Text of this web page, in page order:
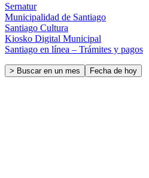
Sernatur
Municipalidad de Santiago
Santiago Cultura
Kiosko Digital Municipal
Santiago en línea – Trámites y pagos
> Buscar en un mes Fecha de hoy